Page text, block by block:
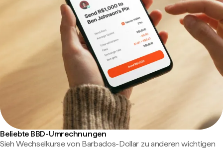
Beliebte BBD-Umrechnungen
Sieh Wechselkurse von Barbados-Dollar zu anderen wichtigen